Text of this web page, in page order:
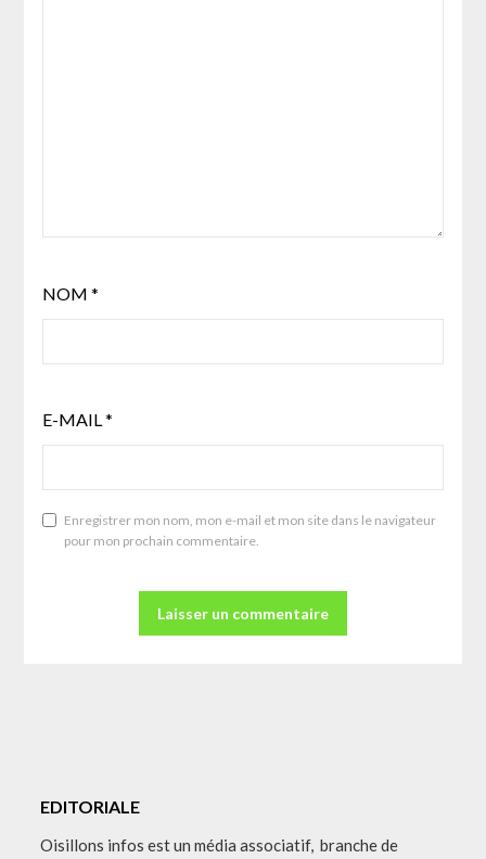
NOM *
E-MAIL *
Enregistrer mon nom, mon e-mail et mon site dans le navigateur
pour mon prochain commentaire.
EDITORIALE
Oisillons infos est un média associatif, branche de